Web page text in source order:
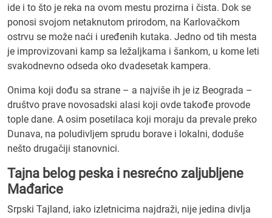
ide i to što je reka na ovom mestu prozirna i čista. Dok se
ponosi svojom netaknutom prirodom, na Karlovačkom
ostrvu se može naći i uređenih kutaka. Jedno od tih mesta
je improvizovani kamp sa ležaljkama i šankom, u kome leti
svakodnevno odseda oko dvadesetak kampera.
Onima koji dođu sa strane – a najviše ih je iz Beograda –
društvo prave novosadski alasi koji ovde takođe provode
tople dane. A osim posetilaca koji moraju da prevale preko
Dunava, na poludivljem sprudu borave i lokalni, doduše
nešto drugačiji stanovnici.
Tajna belog peska i nesrećno zaljubljene
Mađarice
Srpski Tajland, iako izletnicima najdraži, nije jedina divlja